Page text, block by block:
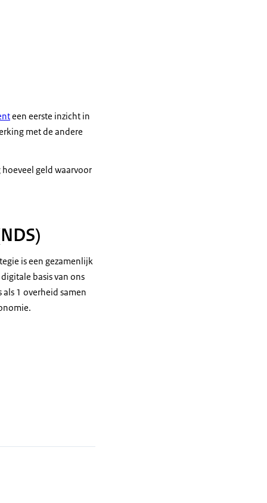
een eerste inzicht in
met de andere
geld waarvoor
is een gezamenlijk
basis van ons
1 overheid samen